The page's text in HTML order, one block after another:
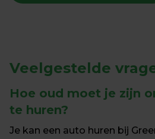
Veelgestelde
Hoe oud moet je zijn
te huren?
Je kan een auto huren bij